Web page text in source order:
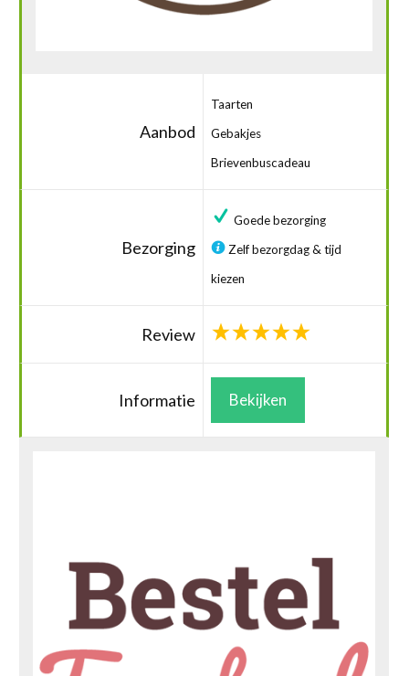
Aanbod
Taarten
Gebakjes
Brievenbuscadeau
Bezorging
Goede bezorging
Zelf bezorgdag & tijd
kiezen
Review
Informatie Bekijken